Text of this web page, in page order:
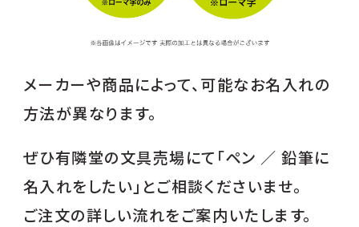
メーカーや商品によって、可能なお名入れの
方法が異なります。
ぜひ有隣堂の文具売場にて 「ペン ／ 鉛筆に
名入れをしたい」 とご相談くださいませ。
ご注文の詳しい流れをご案内いたします。